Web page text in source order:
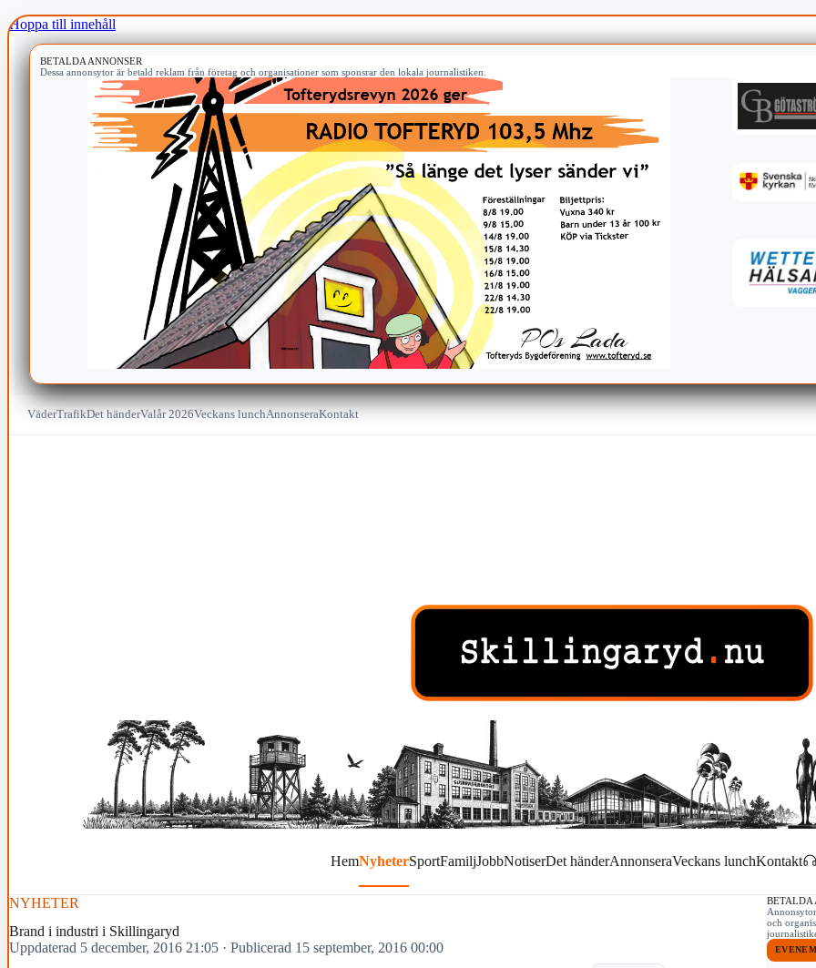
Hoppa till innehåll
BETALDA ANNONSER
Dessa annonsytor är betald reklam från företag och organisationer som sponsrar den lokala journalistiken.
VäderTrafikDet händerValår 2026Veckans lunchAnnonseraKontakt
HemNyheterSportFamiljJobbNotiserDet händerAnnonseraVeckans lunchKontakt
NYHETER
Brand i industri i Skillingaryd
Uppdaterad 5 december, 2016 21:05 · Publicerad 15 september, 2016 00:00
BETALDA
och